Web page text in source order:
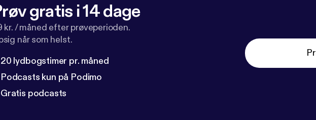
gratis i 14 dage
kr. / måned efter prøveperioden.
når som helst.
20 lydbogstimer pr. måned
Podcasts kun på Podimo
Gratis podcasts